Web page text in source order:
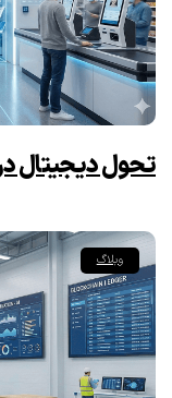
تحول دیجیتال
وبلاگ